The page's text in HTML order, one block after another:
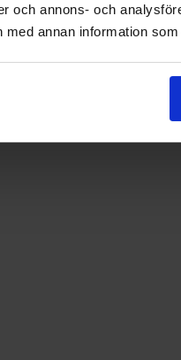
och annons- och
med annan information